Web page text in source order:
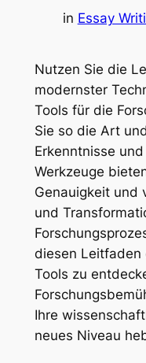
in Essay
Nutzen Sie die
modernster
Tools für die
Sie so die Art
Erkenntnisse
Werkzeuge
Genauigkeit und
und
diesen Leitfaden
Tools zu
Ihre
neues Niveau